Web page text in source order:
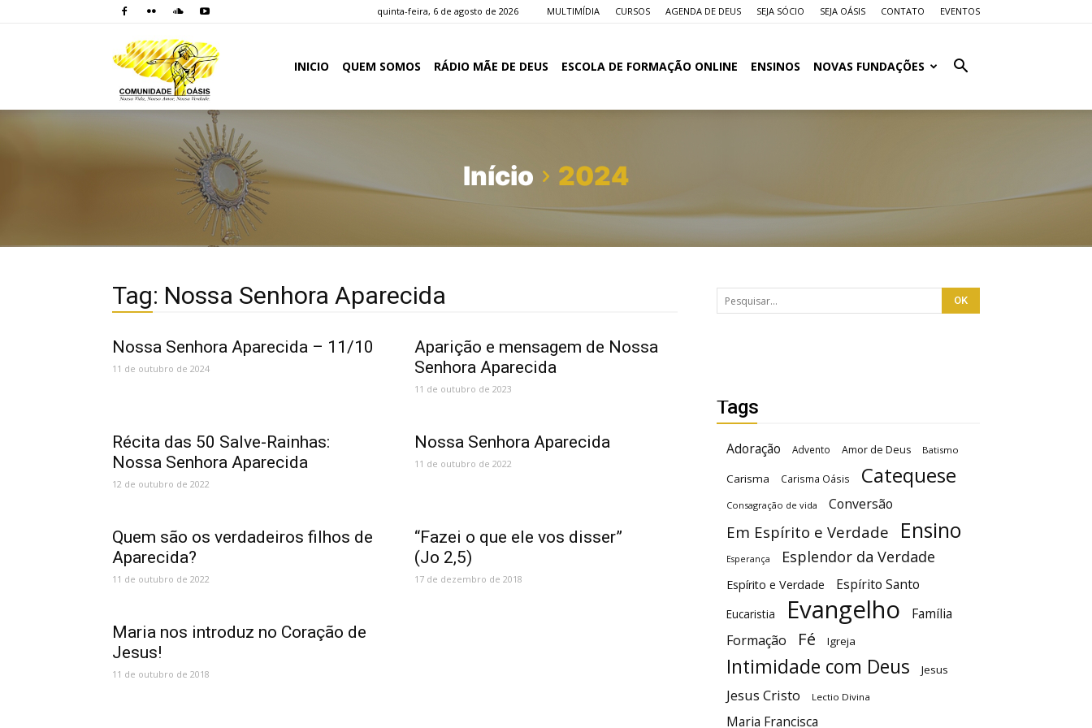
quinta-feira, 6 de agosto de 2026 MULTIMÍDIA CURSOS AGENDA DE DEUS SEJA SÓCIO SEJA OÁSIS CONTATO EVENTOS
Oásis
INICIO QUEM SOMOS RÁDIO MÃE DE DEUS ESCOLA DE FORMAÇÃO ONLINE ENSINOS NOVAS FUNDAÇÕES
Início 2024
Tag: Nossa Senhora Aparecida
Nossa Senhora Aparecida – 11/10
11 de outubro de 2024
Aparição e mensagem de Nossa
Senhora Aparecida
11 de outubro de 2023
Récita das 50 Salve-Rainhas:
Nossa Senhora Aparecida
12 de outubro de 2022
Nossa Senhora Aparecida
11 de outubro de 2022
Quem são os verdadeiros filhos de
Aparecida?
11 de outubro de 2022
“Fazei o que ele vos disser”
(Jo 2,5)
17 de dezembro de 2018
Maria nos introduz no Coração de
Jesus!
11 de outubro de 2018
Tags
Adoração Advento Amor de Deus Batismo
Carisma Carisma Oásis Catequese
Consagração de vida Conversão
Em Espírito e Verdade Ensino
Esperança Esplendor da Verdade
Espírito e Verdade Espírito Santo
Eucaristia Evangelho
Família
Formação
Fé Igreja
Intimidade com Deus Jesus
Jesus Cristo Lectio Divina
Maria Francisca